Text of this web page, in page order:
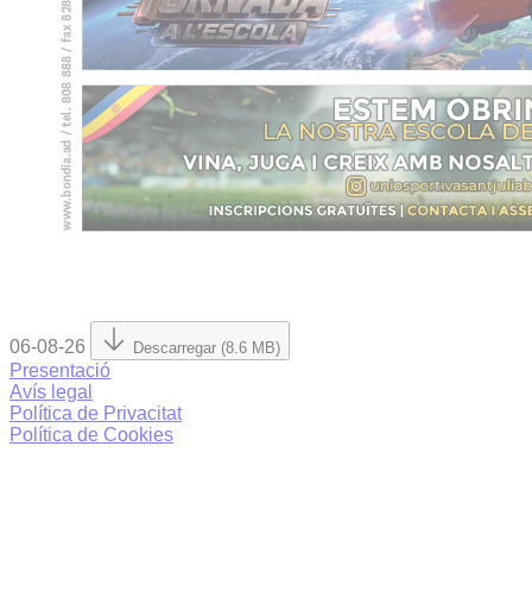
06-08-26 Descarregar (8.6 MB)
Presentació
Avís legal
Política de Privacitat
Política de Cookies